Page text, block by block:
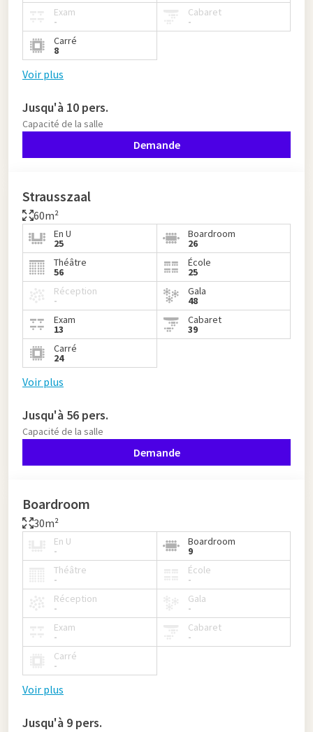
Exam
-
Cabaret
-
Carré
8
Voir plus
Jusqu'à 10 pers.
Capacité de la salle
Demande
Strausszaal
60m²
En U
25
Boardroom
26
Théâtre
56
École
25
Réception
-
Gala
48
Exam
13
Cabaret
39
Carré
24
Voir plus
Jusqu'à 56 pers.
Capacité de la salle
Demande
Boardroom
30m²
En U
-
Boardroom
9
Théâtre
-
École
-
Réception
-
Gala
-
Exam
-
Cabaret
-
Carré
-
Voir plus
Jusqu'à 9 pers.